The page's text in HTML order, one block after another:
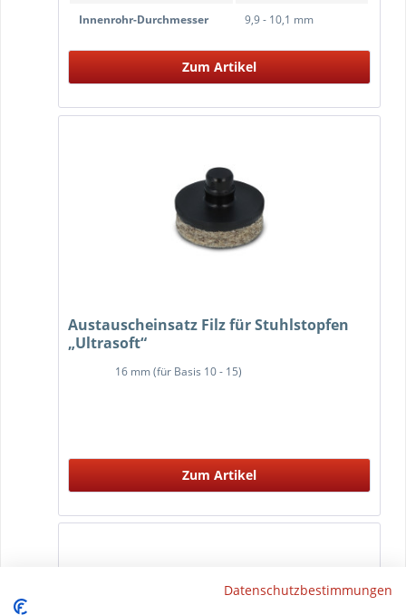
Innenrohr-Durchmesser
9,9 - 10,1 mm
Zum Artikel
Austauscheinsatz Filz für Stuhlstopfen
„Ultrasoft“
16 mm (für Basis 10 - 15)
Zum Artikel
Datenschutzbestimmungen